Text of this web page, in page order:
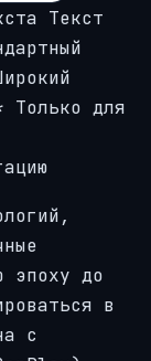
Текст
Только для
эпоху до
в
с